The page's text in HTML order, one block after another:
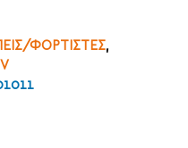
ΦΟΡΤΙΣΤΕΣ,